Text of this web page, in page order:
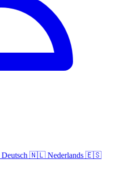
Deutsch 🇳🇱 Nederlands 🇪🇸